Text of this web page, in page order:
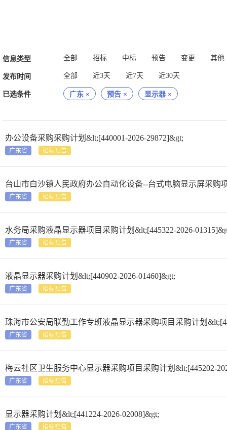
信息类型 全部 招标 中标 预告 变更 其他
发布时间 全部 近3天 近7天 近30天
已选条件 广东 × 预告 × 显示器 ×
办公设备采购采购计划&lt;[440001-2026-29872]&gt;
广东省 招标预告
台山市白沙镇人民政府办公自动化设备--台式电脑显示屏采购
广东省 招标预告
水务局采购液晶显示器项目采购计划&lt;[445322-2026-
广东省 招标预告
液晶显示器采购计划&lt;[440902-2026-01460]&gt;
广东省 招标预告
珠海市公安局联勤工作专班液晶显示器采购项目采购计划
广东省 招标预告
梅云社区卫生服务中心显示器采购项目采购计划&lt;[445202-
广东省 招标预告
显示器采购计划&lt;[441224-2026-02008]&gt;
广东省 招标预告